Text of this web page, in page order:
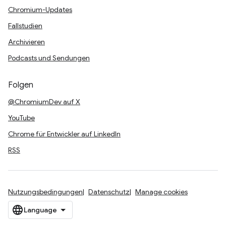
Chromium-Updates
Fallstudien
Archivieren
Podcasts und Sendungen
Folgen
@ChromiumDev auf X
YouTube
Chrome für Entwickler auf LinkedIn
RSS
Nutzungsbedingungen Datenschutz Manage cookies